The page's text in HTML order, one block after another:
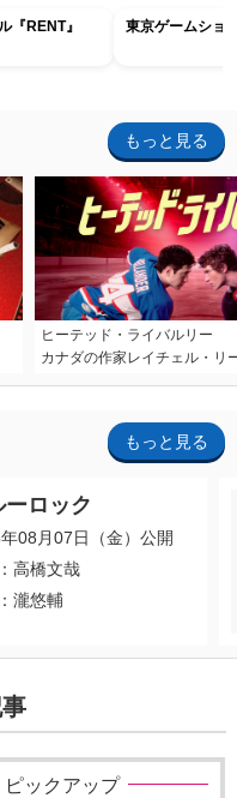
『RENT』 東京ゲームショ
もっと見る
ヒーテッド・ライバルリー
カナダの作家レイチェル・リ
もっと見る
ーロック
08月07日（金）公開
高橋文哉
瀧悠輔
ピックアップ